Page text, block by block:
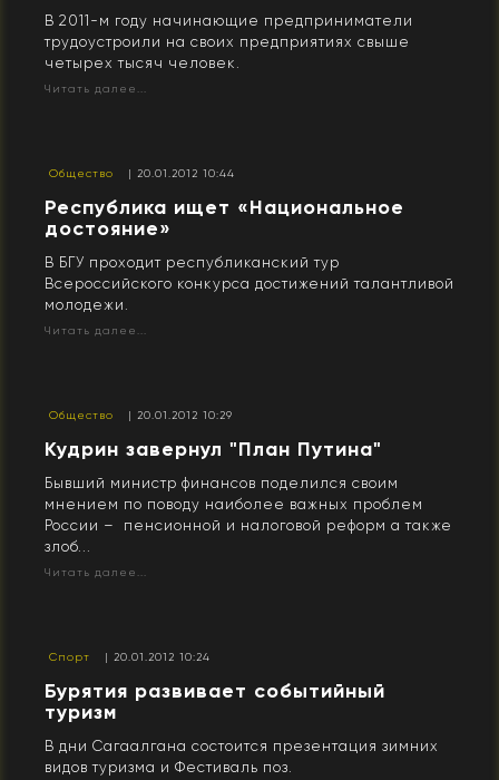
В 2011-м году начинающие предприниматели
трудоустроили на своих предприятиях свыше
четырех тысяч человек.
Читать далее...
Общество | 20.01.2012 10:44
Республика ищет «Национальное
достояние»
В БГУ проходит республиканский тур
Всероссийского конкурса достижений талантливой
молодежи.
Читать далее...
Общество | 20.01.2012 10:29
Кудрин завернул "План Путина"
Бывший министр финансов поделился своим
мнением по поводу наиболее важных проблем
России – пенсионной и налоговой реформ а также
злоб...
Читать далее...
Спорт | 20.01.2012 10:24
Бурятия развивает событийный
туризм
В дни Сагаалгана состоится презентация зимних
видов туризма и Фестиваль поз.